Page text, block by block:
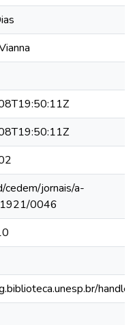
cedem/jornais/a-
0046